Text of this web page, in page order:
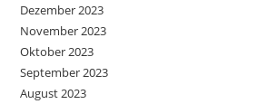
Dezember 2023
November 2023
Oktober 2023
September 2023
August 2023